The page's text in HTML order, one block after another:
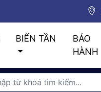
BIẾN TẦN
BẢO
HÀNH